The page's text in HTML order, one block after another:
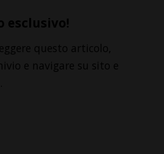
esclusivo!
questo articolo,
e navigare su sito e